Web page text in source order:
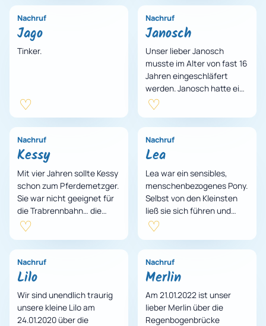
Nachruf
Jago
Tinker.
Nachruf
Janosch
Unser lieber Janosch
musste im Alter von fast 16
Jahren eingeschläfert
werden. Janosch hatte ein
glückliches, langes Leben
trotz Schwierigkeiten in ju…
Nachruf
Kessy
Mit vier Jahren sollte Kessy
schon zum Pferdemetzger.
Sie war nicht geeignet für
die Trabrennbahn… die
inneren Werte zählten
leider nicht… Damals rett…
Nachruf
Lea
Lea war ein sensibles,
menschenbezogenes Pony.
Selbst von den Kleinsten
ließ sie sich führen und
passte auf sie auf. Zuletzt
hatte sie chronische
Schm…
Nachruf
Lilo
Wir sind unendlich traurig
unsere kleine Lilo am
24.01.2020 über die
Nachruf
Merlin
Am 21.01.2022 ist unser
lieber Merlin über die
Regenbogenbrücke